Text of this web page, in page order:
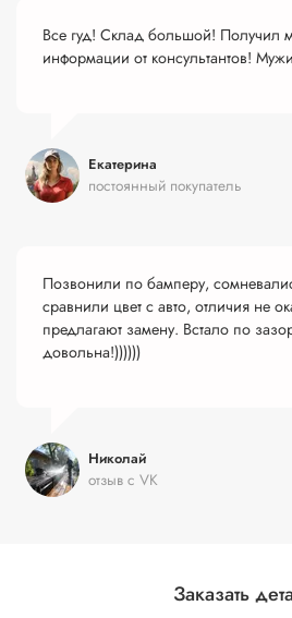
Все гуд! Склад большой! Получил
информации от консультантов!
Екатерина
постоянный покупатель
Позвонили по бамперу,
сравнили цвет с авто, отличия не
предлагают замену. Встало по
довольна!))))))
Николай
отзыв с VK
Заказать